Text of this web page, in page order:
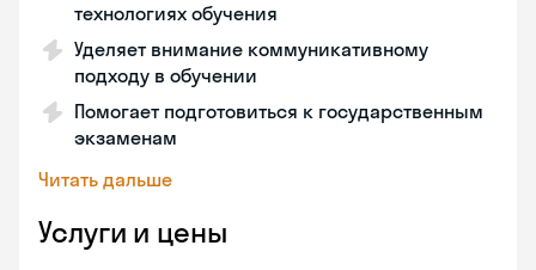
технологиях обучения
Уделяет внимание коммуникативному
подходу в обучении
Помогает подготовиться к государственным
экзаменам
Читать дальше
Услуги и цены